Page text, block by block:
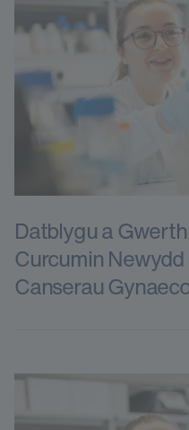
Datblygu a
Curcumin Newydd
Canserau